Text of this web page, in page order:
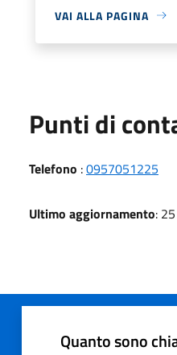
VAI ALLA PAGINA
Punti di
Telefono :0957051225
Ultimo aggiornamento:
Quanto sono